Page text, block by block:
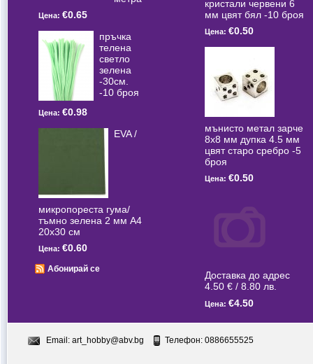
Цена: €0.65
пръчка
телена
светлo
зелена
-30см.
-10 броя
Цена: €0.98
EVA /
микропореста гума/
тъмно зелена 2 мм А4
20x30 см
Цена: €0.60
Абонирай се
кристали червени 6
мм цвят бял -10 броя
Цена: €0.50
мънисто метал зарче
8x8 мм дупка 4.5 мм
цвят старо сребро -5
броя
Цена: €0.50
Доставка до адрес
4.50 € / 8.80 лв.
Цена: €4.50
Email: art_hobby@abv.bg Телефон: 0886655525